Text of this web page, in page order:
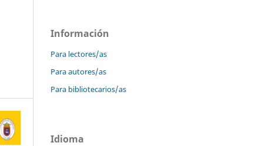
Información
Para lectores/as
Para autores/as
Para bibliotecarios/as
Idioma